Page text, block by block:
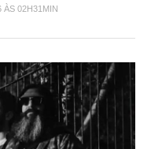
ÀS 02H31MIN